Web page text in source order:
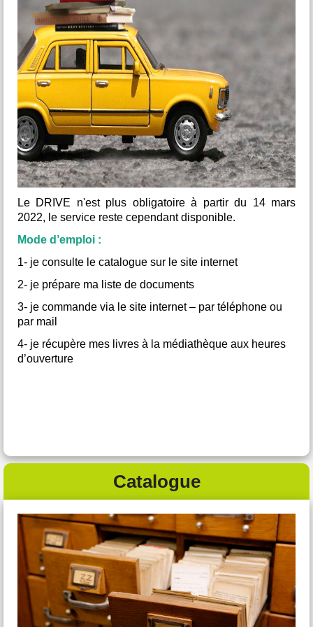
façonnés par l’homme et la nature. Une invitation au
voyage et à la compréhension d’un patrimoine vivant et
remarquable.
Renseignement au 06.87.43.24.70
Le DRIVE n'est plus obligatoire à partir du 14 mars
2022, le service reste cependant disponible.
Mode d’emploi :
1- je consulte le catalogue sur le site internet
2- je prépare ma liste de documents
3- je commande via le site internet – par téléphone ou
par mail
4- je récupère mes livres à la médiathèque aux heures
d’ouverture
Catalogue